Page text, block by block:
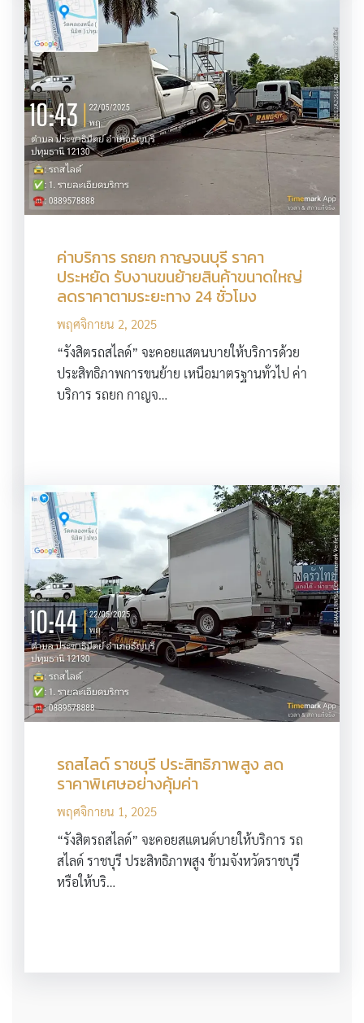
ค่าบริการ รถยก กาญจนบุรี ราคา
ประหยัด รับงานขนย้ายสินค้าขนาดใหญ่
ลดราคาตามระยะทาง 24 ชั่วโมง
พฤศจิกายน 2, 2025
“รังสิตรถสไลด์” จะคอยแสตนบายให้บริการด้วย
ประสิทธิภาพการขนย้าย เหนือมาตรฐานทั่วไป ค่า
บริการ รถยก กาญจ…
รถสไลด์ ราชบุรี ประสิทธิภาพสูง ลด
ราคาพิเศษอย่างคุ้มค่า
พฤศจิกายน 1, 2025
“รังสิตรถสไลด์” จะคอยสแตนด์บายให้บริการ รถ
สไลด์ ราชบุรี ประสิทธิภาพสูง ข้ามจังหวัดราชบุรี
หรือให้บริ…